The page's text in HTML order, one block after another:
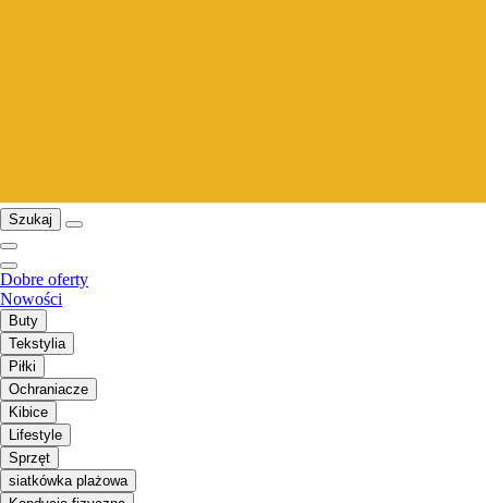
Szukaj
Dobre oferty
Nowości
Buty
Tekstylia
Piłki
Ochraniacze
Kibice
Lifestyle
Sprzęt
siatkówka plażowa